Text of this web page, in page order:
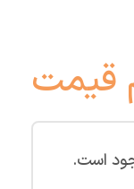
قیمت
است.